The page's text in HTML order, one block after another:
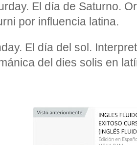
El día de Saturno.
por influencia latina.
El día del sol.
del dies solis en